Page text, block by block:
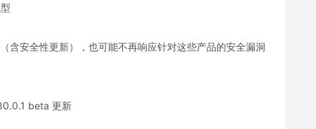
含安全性更新），也可能不再响应针对这些产品的安全漏洞
beta 更新